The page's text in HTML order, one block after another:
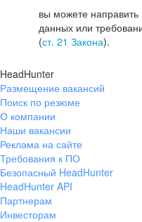
вы можете
данных или
(ст. 21 Закона).
HeadHunter
Размещение вакансий
Поиск по резюме
О компании
Наши вакансии
Реклама на сайте
Требования к ПО
Безопасный HeadHunter
HeadHunter API
Партнерам
Инвесторам